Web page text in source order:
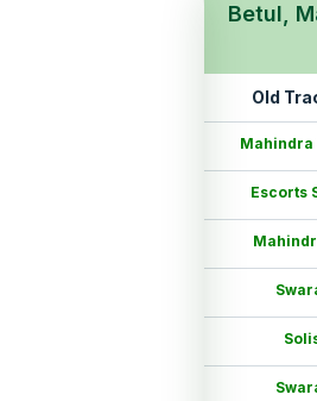
Betul,
Old
Mahindra
Escorts